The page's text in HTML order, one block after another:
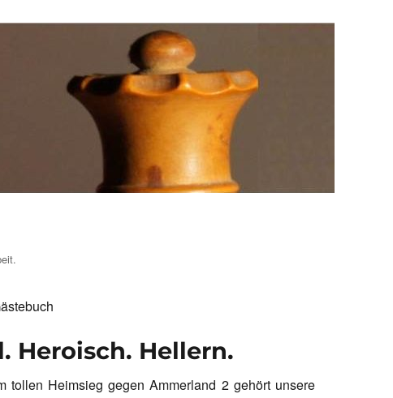
Heroisch. Hellern.
tollen Heimsieg gegen Ammerland 2 gehört unsere